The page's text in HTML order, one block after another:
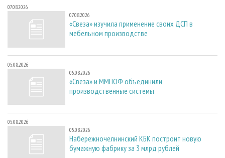
07.08.2026
07.08.2026
«Свеза» изучила применение своих ДСП в
мебельном производстве
05.08.2026
05.08.2026
«Свеза» и ММПОФ объединили
производственные системы
05.08.2026
05.08.2026
Набережночелнинский КБК построит новую
бумажную фабрику за 3 млрд рублей